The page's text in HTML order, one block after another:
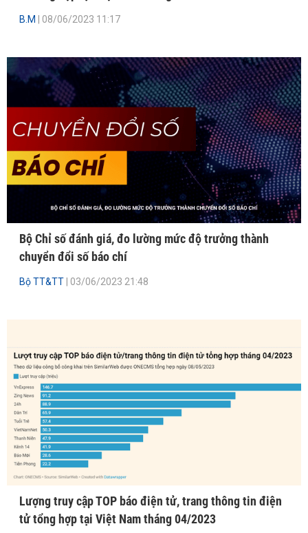
B.M | 08/06/2023 11:17
Bộ Chỉ số đánh giá, đo lường mức độ trưởng thành
chuyển đổi số báo chí
Bộ TT&TT | 03/06/2023 21:48
Lượng truy cập TOP báo điện tử, trang thông tin điện
tử tổng hợp tại Việt Nam tháng 04/2023